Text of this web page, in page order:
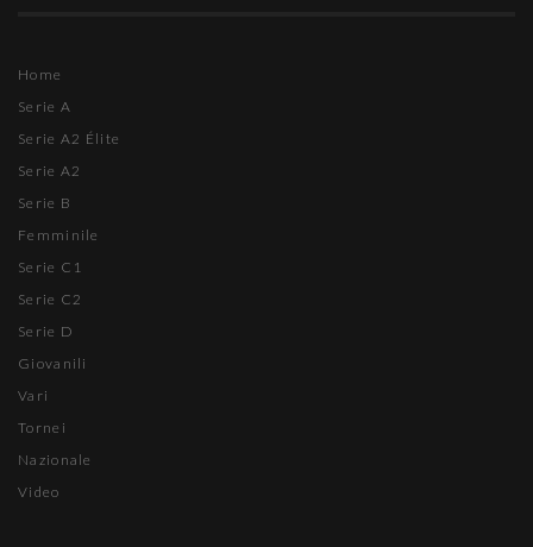
Home
Serie A
Serie A2 Élite
Serie A2
Serie B
Femminile
Serie C1
Serie C2
Serie D
Giovanili
Vari
Tornei
Nazionale
Video